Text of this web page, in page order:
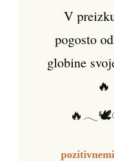
V
pogosto
globine
🔥